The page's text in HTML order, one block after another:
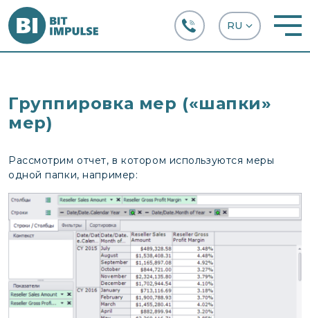
Группировка мер («шапки»
мер)
Рассмотрим отчет, в котором используются меры
одной папки, например: